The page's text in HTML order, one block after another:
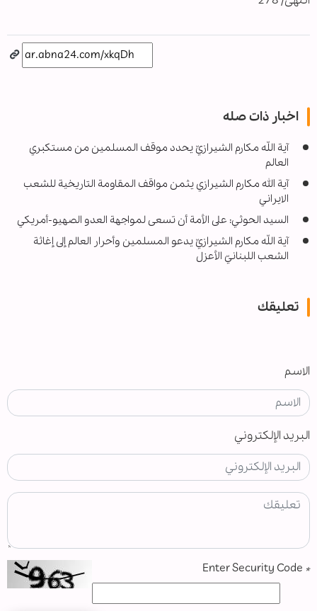
اخبار ذات صله
آية اللّه مكارم الشيرازيّ يحدد موقف المسلمين من مستكبري
العالم
آية الله مكارم الشيرازي يثمن مواقف المقاومة التاريخية للشعب
الايراني
السيد الحوثي: على الأمة أن تسعى لمواجهة العدو الصهيو-أمريكي
آية اللّه مكارم الشيرازيّ يدعو المسلمين وأحرار العالم إلى إغاثة
الشعب اللبنانيّ الأعزل
تعليقك
الاسم
البريد الإلكتروني
*